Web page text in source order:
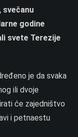
, svečanu
godine
svete Terezije
je da svaka
ili dvoje
će zajedništvo
i petnaestu